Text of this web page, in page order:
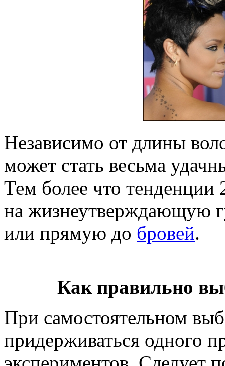
Независимо от длины
может стать весьма
Тем более что тенденции
на жизнеутверждающую
или прямую до бровей.
Как правильно
При самостоятельном
придерживаться одного